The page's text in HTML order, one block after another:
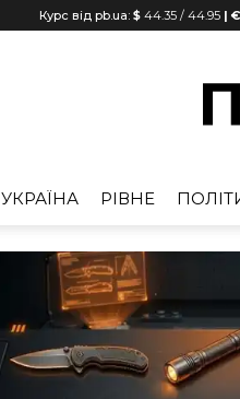
Курс від pb.ua: $ 44.35 / 44.95 | €
УКРАЇНА РІВНЕ